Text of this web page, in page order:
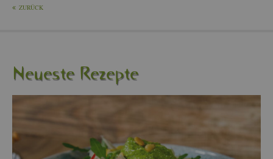
ZU­RÜCK
Neu­es­te Re­zep­te